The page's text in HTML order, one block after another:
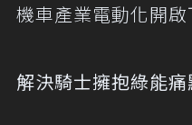
機車產業電動化開啟
解決騎士擁抱綠能